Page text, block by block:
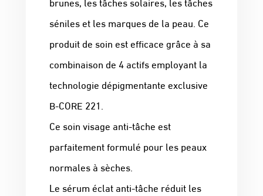
séniles et les marques de la peau. Ce
produit de soin est efficace grâce à sa
combinaison de 4 actifs employant la
technologie dépigmentante exclusive
B-CORE 221.
Ce soin visage anti-tâche est
parfaitement formulé pour les peaux
normales à sèches.
Le sérum éclat anti-tâche réduit les